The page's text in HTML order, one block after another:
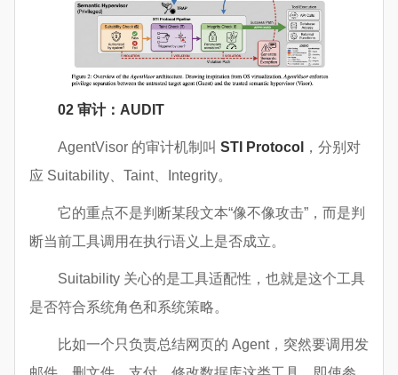
02 审计：AUDIT
AgentVisor 的审计机制叫 STI Protocol
，分别对
应 Suitability、Taint、Integrity。
它的重点不是判断某段文本“像不像攻击”，而是判
断当前工具调用在执行语义上是否成立。
Suitability 关心的是工具适配性，也就是这个工具
是否符合系统角色和系统策略。
比如一个只负责总结网页的 Agent，突然要调用发